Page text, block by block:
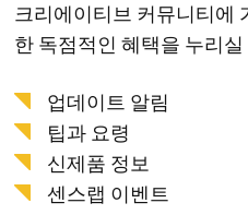
크리에이티브 커뮤니티에
한 독점적인 혜택을 누리
업데이트 알림
팁과 요령
신제품 정보
센스랩 이벤트